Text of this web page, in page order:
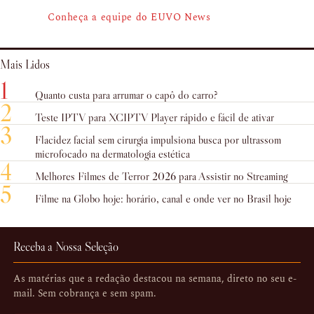
Conheça a equipe do EUVO News
Mais Lidos
1 Quanto custa para arrumar o capô do carro?
2 Teste IPTV para XCIPTV Player rápido e fácil de ativar
3
Flacidez facial sem cirurgia impulsiona busca por ultrassom
microfocado na dermatologia estética
4 Melhores Filmes de Terror 2026 para Assistir no Streaming
5 Filme na Globo hoje: horário, canal e onde ver no Brasil hoje
Receba a Nossa Seleção
As matérias que a redação destacou na semana, direto no seu e-
mail. Sem cobrança e sem spam.